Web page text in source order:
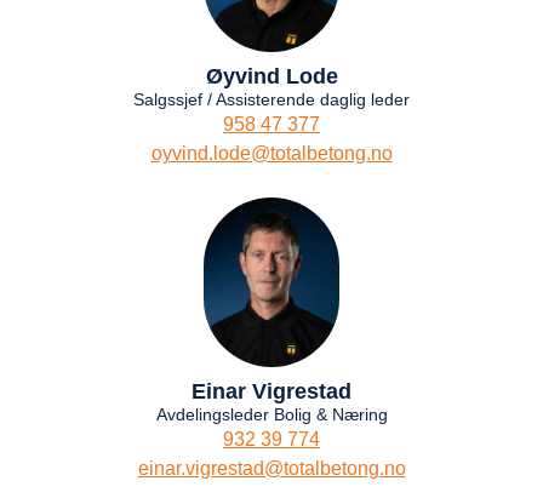
Øyvind Lode
Salgssjef / Assisterende daglig leder
958 47 377
oyvind.lode@totalbetong.no
Einar Vigrestad
Avdelingsleder Bolig & Næring
932 39 774
einar.vigrestad@totalbetong.no